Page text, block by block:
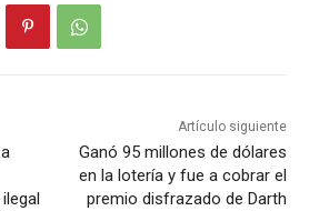
Artículo siguiente
Ganó 95 millones de dólares
en la lotería y fue a cobrar el
premio disfrazado de Darth